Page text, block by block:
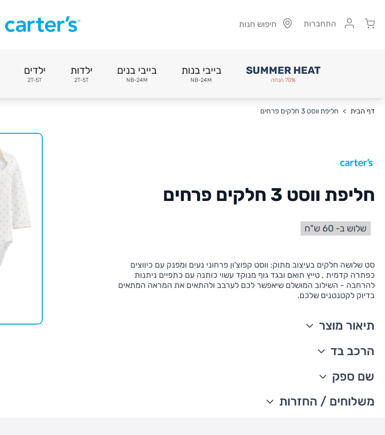
Cart התחברות חיפוש חנות
SUMMER HEAT
70% הנחה
בייבי בנות
NB-24M
בייבי בנים
NB-24M
ילדות
2T-5T
ילדים
2T-5T
דף הבית > חליפת ווסט 3 חלקים פרחים
חליפת ווסט 3 חלקים פרחים
שלוש ב- 60 ש"ח
סט שלושה חלקים בעיצוב מתוק: ווסט קפוצ'ון פרחוני נעים ומפנק עם כיווצים
כפתרה קדמית , טייץ תואם ובגד גוף מנוקד עשוי כותנה עם כתפיים ניתנות
להרחבה - השילוב המושלם שיאפשר לכם לערבב ולהתאים את המראה המתאים
בדיוק לקטנטנים שלכם.
תיאור מוצר
סט 3 חלקים הכולל ווסט, בגד גוף ומכנס תואם
כיווצים במותן
בגד גוף שרוול ארוך
מודפס פרחוני
תיקתקים חזקים שנשארים בהלבשות ובכביסות החוזרות
הרכב בד
ווסט: 74% כותנה, 26% פוליאסטר קווילט
בגד גוף ומכנסיים: 100% כותנה ריב
מיובא
ניתן לכבס במכונת כביסה
שם ספק
The William Carter's company
משלוחים / החזרות